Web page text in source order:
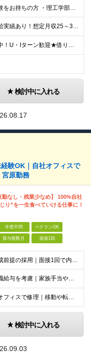
◇下記いずれかの経験をお持ちの方 ・理工学部出身の方（理学系・機械系・電気系） ・デジタル、アナログ回路の設計経験者 ・FPGAの設計経験者 ・モータ、センサ選定などのハーネス設計経験者 ・電機評価、
＜賞与6.13ヶ月分支給実績あり！想定月収25～33万円、想定年収460～700万＞ 月給：21万3000円～+各種手当 ＜修士号を取得している方＞ 月給：23万6500円～+各種手当 ※経験・ス
＜長野・東京で募集中！U・Iターン歓迎★借り上げ社宅制度あり！＞ ■本社 住所：長野県東御市滋野乙2182-3 ★マイカー通勤OK！駐車場あり ■東京支社 住所：東京都品川区北品川5-9-41 T
検討中に入れる
験OK｜自社オフィスで
宮原勤務
勤なし・残業少なめ】 100%自社
り”を一生食べていける仕事に！
学歴不問 ベテランOK
賞与複数月 面接1回
【第二新卒歓迎｜育成前提の採用｜面接1回で内定】 ■ 学歴不問 ■ 職種・業界未経験OK ＼1つでも当てはまる方にオススメ／ □ 家電やガジェット、PCが好きな方 □ 趣味でよく機械いじりをしている
【固定残業なし｜前職給与を考慮｜家族手当や資格手当など各種手当が充実】 ■未経験の方 月給24万円～＋各種手当＋賞与年2回 ＼こんな方は優遇します／ ■オーディオや家電の修理経験がある方、もしくは家
【さいたま市の自社オフィスで修理｜移動や転勤なし｜車通勤OK】 ■ 埼玉県さいたま市北区吉野町1-437-12 └マイカー通勤OK（無料駐車場完備・スタッフの6～7割が車通勤) 現在は埼玉県内
検討中に入れる